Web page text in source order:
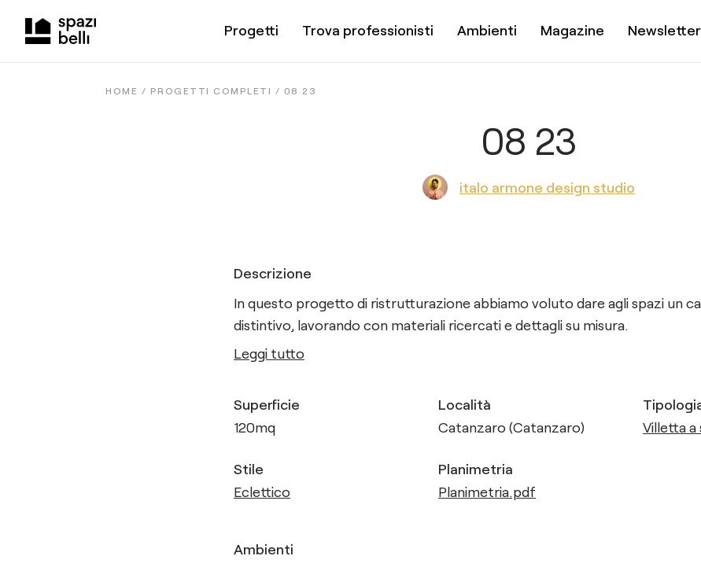
Progetti Trova professionisti Ambienti Magazine Newsletter
HOME / PROGETTI COMPLETI / 08 23
08 23
italo armone design studio
Descrizione
In questo progetto di ristrutturazione abbiamo voluto dare agli spazi un
distintivo, lavorando con materiali ricercati e dettagli su misura.
Leggi tutto
Superficie
120mq
Località
Catanzaro (Catanzaro)
Villetta a
Stile
Eclettico
Planimetria
Planimetria.pdf
Ambienti